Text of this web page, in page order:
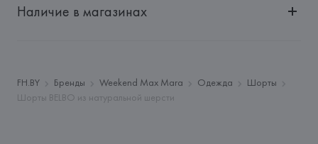
"БелВиринея"
Адрес:
ИТАЛИЯ, Via Giulia Maramotti, 4, 42124 Reggio
Emilia,
Наличие в магазинах
FH.BY Бренды Weekend Max Mara Одежда
Шорты
Шорты BELBO из натуральной шерсти